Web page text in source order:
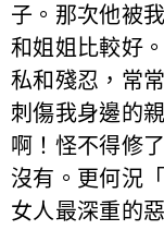
子。那次他被
和姐姐比較好
私和殘忍，常
刺傷我身邊的
啊！怪不得修
沒有。更何況
女人最深重的惡